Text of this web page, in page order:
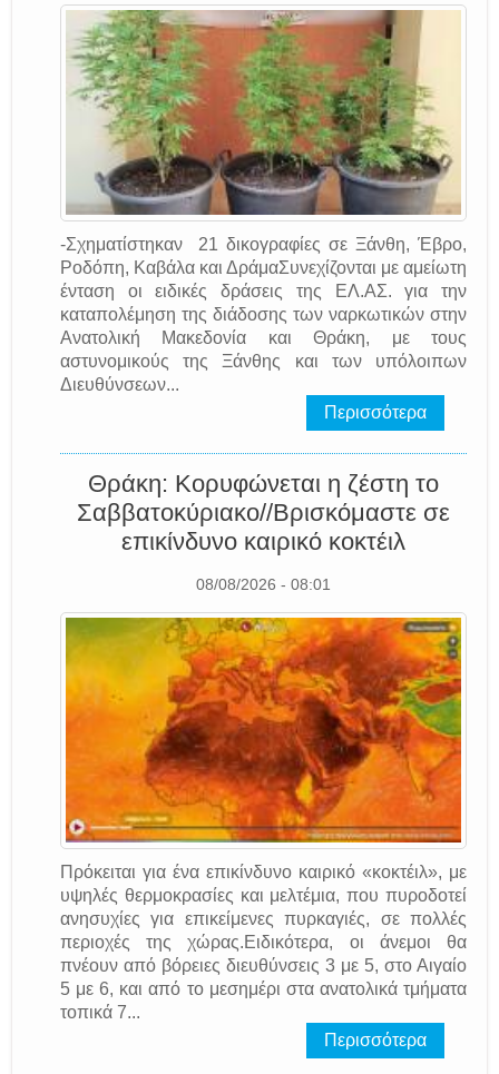
-Σχηματίστηκαν 21 δικογραφίες σε Ξάνθη, Έβρο,
Ροδόπη, Καβάλα και ΔράμαΣυνεχίζονται με αμείωτη
ένταση οι ειδικές δράσεις της EΛ.AΣ. για την
καταπολέμηση της διάδοσης των ναρκωτικών στην
Ανατολική Μακεδονία και Θράκη, με τους
αστυνομικούς της Ξάνθης και των υπόλοιπων
Διευθύνσεων...
Περισσότερα
Θράκη: Κορυφώνεται η ζέστη το
Σαββατοκύριακο//Βρισκόμαστε σε
επικίνδυνο καιρικό κοκτέιλ
08/08/2026 - 08:01
Πρόκειται για ένα επικίνδυνο καιρικό «κοκτέιλ», με
υψηλές θερμοκρασίες και μελτέμια, που πυροδοτεί
ανησυχίες για επικείμενες πυρκαγιές, σε πολλές
περιοχές της χώρας.Ειδικότερα, οι άνεμοι θα
πνέουν από βόρειες διευθύνσεις 3 με 5, στο Αιγαίο
5 με 6, και από το μεσημέρι στα ανατολικά τμήματα
τοπικά 7...
Περισσότερα